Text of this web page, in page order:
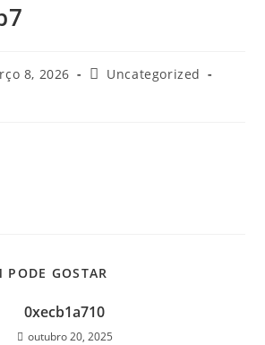
8, 2026
Uncategorized
PODE GOSTAR
0xecb1a710
outubro 20, 2025